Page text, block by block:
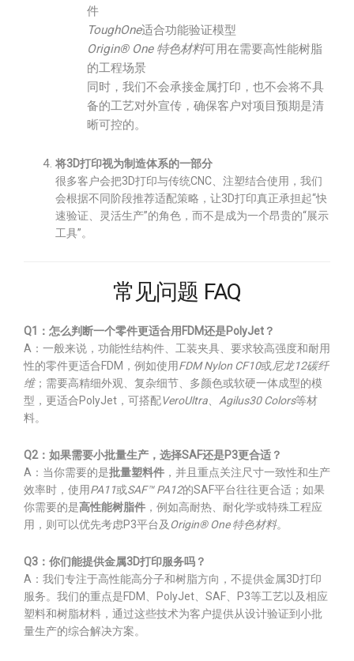
件
ToughOne适合功能验证模型
Origin® One 特色材料可用在需要高性能树脂
的工程场景
同时，我们不会承接金属打印，也不会将不具
备的工艺对外宣传，确保客户对项目预期是清
晰可控的。
将3D打印视为制造体系的一部分
很多客户会把3D打印与传统CNC、注塑结合使用，我们
会根据不同阶段推荐适配策略，让3D打印真正承担起“快
速验证、灵活生产”的角色，而不是成为一个昂贵的“展示
工具”。
常见问题 FAQ
Q1：怎么判断一个零件更适合用FDM还是PolyJet？
A：一般来说，功能性结构件、工装夹具、要求较高强度和耐用
性的零件更适合FDM，例如使用FDM Nylon CF10或尼龙12碳纤
维；需要高精细外观、复杂细节、多颜色或软硬一体成型的模
型，更适合PolyJet，可搭配VeroUltra Agilus30 Colors等材
料。
Q2：如果需要小批量生产，选择SAF还是P3更合适？
A：当你需要的是批量塑料件 ，并且重点关注尺寸一致性和生产
效率时，使用PA11或SAF™ PA12的SAF平台往往更合适；如果
你需要的是高性能树脂件 ，例如高耐热、耐化学或特殊工程应
用，则可以优先考虑P3平台及 Origin® One 特色材料。
Q3：你们能提供金属3D打印服务吗？
A：我们专注于高性能高分子和树脂方向，不提供金属3D打印
服务。我们的重点是FDM、PolyJet、SAF、P3等工艺以及相应
塑料和树脂材料，通过这些技术为客户提供从设计验证到小批
量生产的综合解决方案。